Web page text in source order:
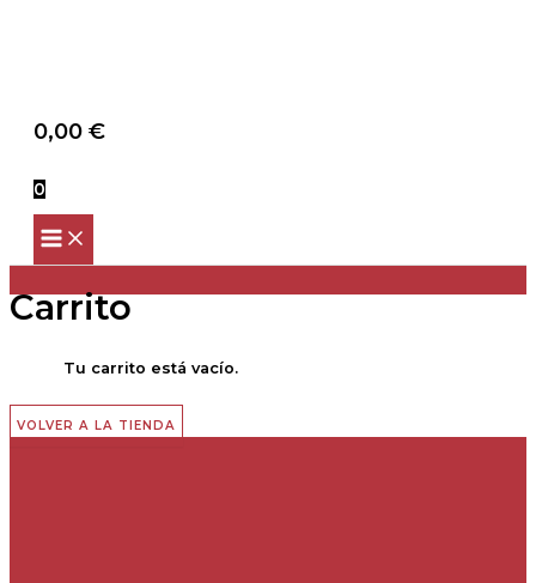
0,00 €
0
Carrito
Tu carrito está vacío.
VOLVER A LA TIENDA